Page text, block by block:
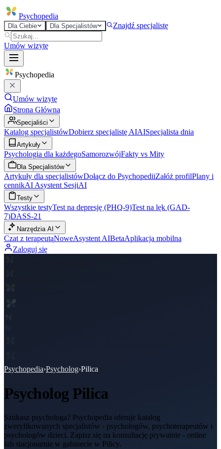
Psychopedia
Dla Ciebie Dla Specjalistów Znajdź specjalistę
Umów wizytę
Psychopedia
Umów wizytę
Strona Główna
Specjaliści
Katalog specjalistówDobierz specjalistę AIAISpecjalista dnia
Artykuły
Psychologia dla każdegoSamorozwójFakty vs Mity
Dla Specjalistów
Artykuły dla specjalistówDołącz do PsychopediiZałóż profilPlany i
cennikAI Asystent SesjiAI
Testy
Wszystkie testyTest na depresję (PHQ-9)Test na lęk (GAD-
7)DASS-21
Narzędzia AI
Czat z terapeutąNoweAsystent AIBetaAplikacja mobilna
Zaloguj się
Psychopedia›Psycholog›Pilica
Psycholog Pilica
Szukasz psychologa? Psychopedia oferuje katalog
zweryfikowanych specjalistów - psychologów, psychoterapeutów i
psychologów dzieci. Zapisz się na konsultację prywatnie - online
lub stacjonarnie w gabinecie w Pilicy.